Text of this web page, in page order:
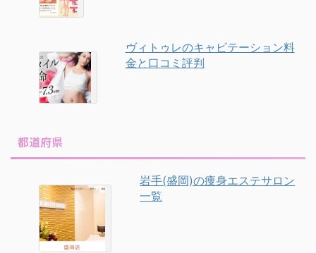
ヴィトゥレのキャビテーション料
金と口コミ評判
都道府県
岩手(盛岡)の痩身エステサロン
一覧